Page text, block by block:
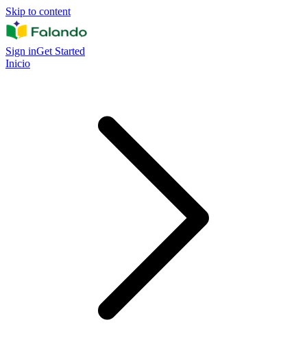
Skip to content
Sign inGet Started
Inicio